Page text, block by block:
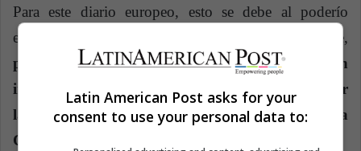
Para este diario europeo, esto se debe al poderío
económico y diplomático que tiene Pekín, puesto que,
para hacer negocios o recibir cooperación
internacional del gigante chino se debe reconocer
la República Popular de China como la única
China que existe.
Latin American Post asks for your
consent to use your personal data to: